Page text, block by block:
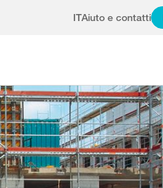
ITAiuto e contatti